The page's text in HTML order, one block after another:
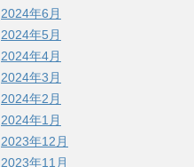
2024年6月
2024年5月
2024年4月
2024年3月
2024年2月
2024年1月
2023年12月
2023年11月